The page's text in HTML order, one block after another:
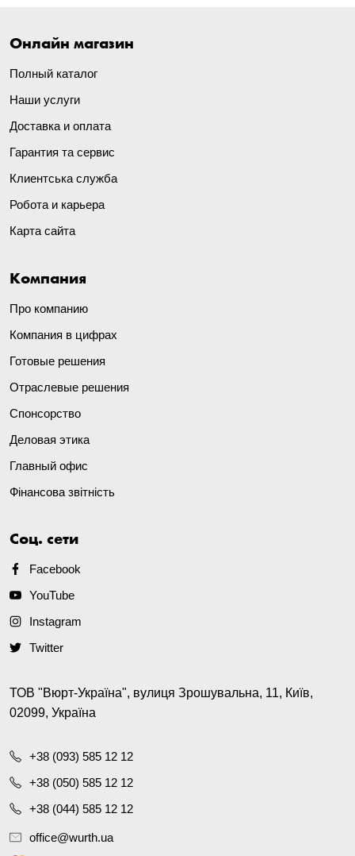
Онлайн магазин
Полный каталог
Наши услуги
Доставка и оплата
Гарантия та сервис
Клиентська служба
Робота и карьера
Карта сайта
Компания
Про компанию
Компания в цифрах
Готовые решения
Отраслевые решения
Спонсорство
Деловая этика
Главный офис
Фінансова звітність
Соц. сети
Facebook
YouTube
Instagram
Twitter
ТОВ "Вюрт-Україна", вулиця Зрошувальна, 11, Київ,
02099, Україна
+38 (093) 585 12 12
+38 (050) 585 12 12
+38 (044) 585 12 12
office@wurth.ua